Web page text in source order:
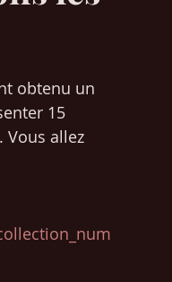
obtenu un
15
Vous allez